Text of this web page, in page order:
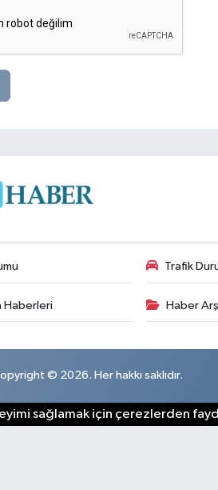
Trafik
Haberleri Haber
© 2026. Her hakkı saklıdır.
sağlamak için çerezlerden